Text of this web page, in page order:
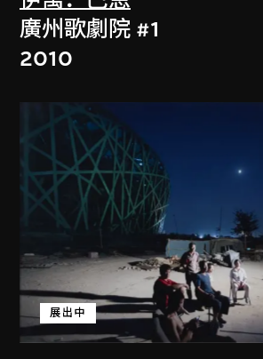
廣州歌劇院 #1
2010
展出中